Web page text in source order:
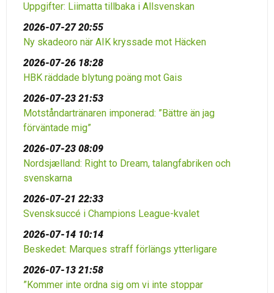
Uppgifter: Liimatta tillbaka i Allsvenskan
2026-07-27 20:55
Ny skadeoro när AIK kryssade mot Häcken
2026-07-26 18:28
HBK räddade blytung poäng mot Gais
2026-07-23 21:53
Motståndartränaren imponerad: ”Bättre än jag
förväntade mig”
2026-07-23 08:09
Nordsjælland: Right to Dream, talangfabriken och
svenskarna
2026-07-21 22:33
Svensksuccé i Champions League-kvalet
2026-07-14 10:14
Beskedet: Marques straff förlängs ytterligare
2026-07-13 21:58
”Kommer inte ordna sig om vi inte stoppar